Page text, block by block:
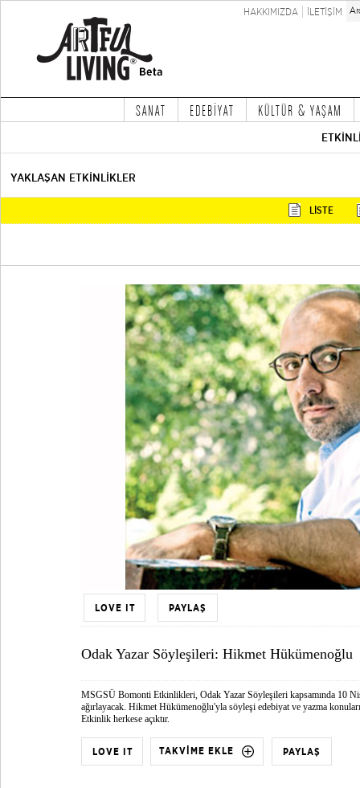
HAKKIMIZDA İLETİŞİM
SANAT EDEBİYAT KÜLTÜR & YAŞAM
YAKLAŞAN ETKİNLİKLER
LİSTE
LOVE IT PAYLAŞ
Odak Yazar Söyleşileri: Hikmet Hükümenoğlu
MSGSÜ Bomonti Etkinlikleri, Odak Yazar Söyleşileri kapsamında 10
ağırlayacak. Hikmet Hükümenoğlu'yla söyleşi edebiyat ve yazma
Etkinlik herkese açıktır.
LOVE IT TAKVİME EKLE PAYLAŞ